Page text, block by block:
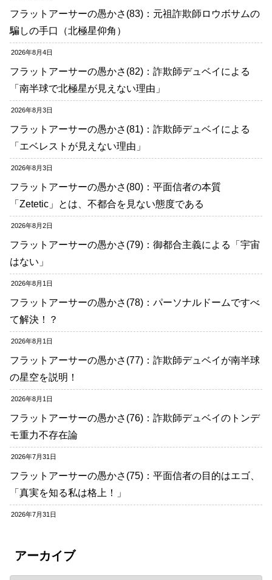
フラットアーサーの愚かさ(83)：元祖詐欺師ロウボサムの
騙しの手口（北極星仰角）
2026年8月4日
フラットアーサーの愚かさ(82)：詐欺師デュベイによる
「南半球で北極星が見えない理由」
2026年8月3日
フラットアーサーの愚かさ(81)：詐欺師デュベイによる
「エベレストが見えない理由」
2026年8月3日
フラットアーサーの愚かさ(80)：平面信者の本質
「Zetetic」とは、不都合を見ない態度である
2026年8月2日
フラットアーサーの愚かさ(79)：御都合主義による「宇宙
はない」
2026年8月1日
フラットアーサーの愚かさ(78)：パーソナルドームですべ
て解決！？
2026年8月1日
フラットアーサーの愚かさ(77)：詐欺師デュベイが南半球
の星空を説明！
2026年8月1日
フラットアーサーの愚かさ(76)：詐欺師デュベイのトンデ
モ重力不存在論
2026年7月31日
フラットアーサーの愚かさ(75)：平面信者の目的はエゴ、
「真実を知る私は格上！」
2026年7月31日
アーカイブ